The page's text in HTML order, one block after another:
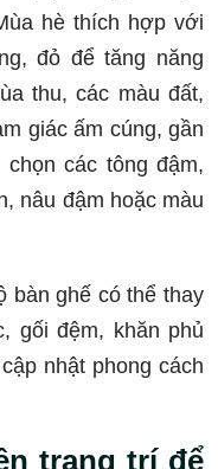
hè thích hợp với
đỏ để tăng năng
thu, các màu đất,
giác ấm cúng, gần
các tông đậm,
nâu đậm hoặc màu
bàn ghế có thể thay
gối đệm, khăn phủ
nhật phong cách
trang trí để